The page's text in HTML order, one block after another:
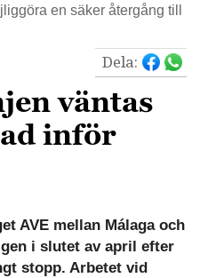
en säker återgång till
Dela:
väntas
inför
AVE mellan Málaga och
i slutet av april efter
stopp. Arbetet vid